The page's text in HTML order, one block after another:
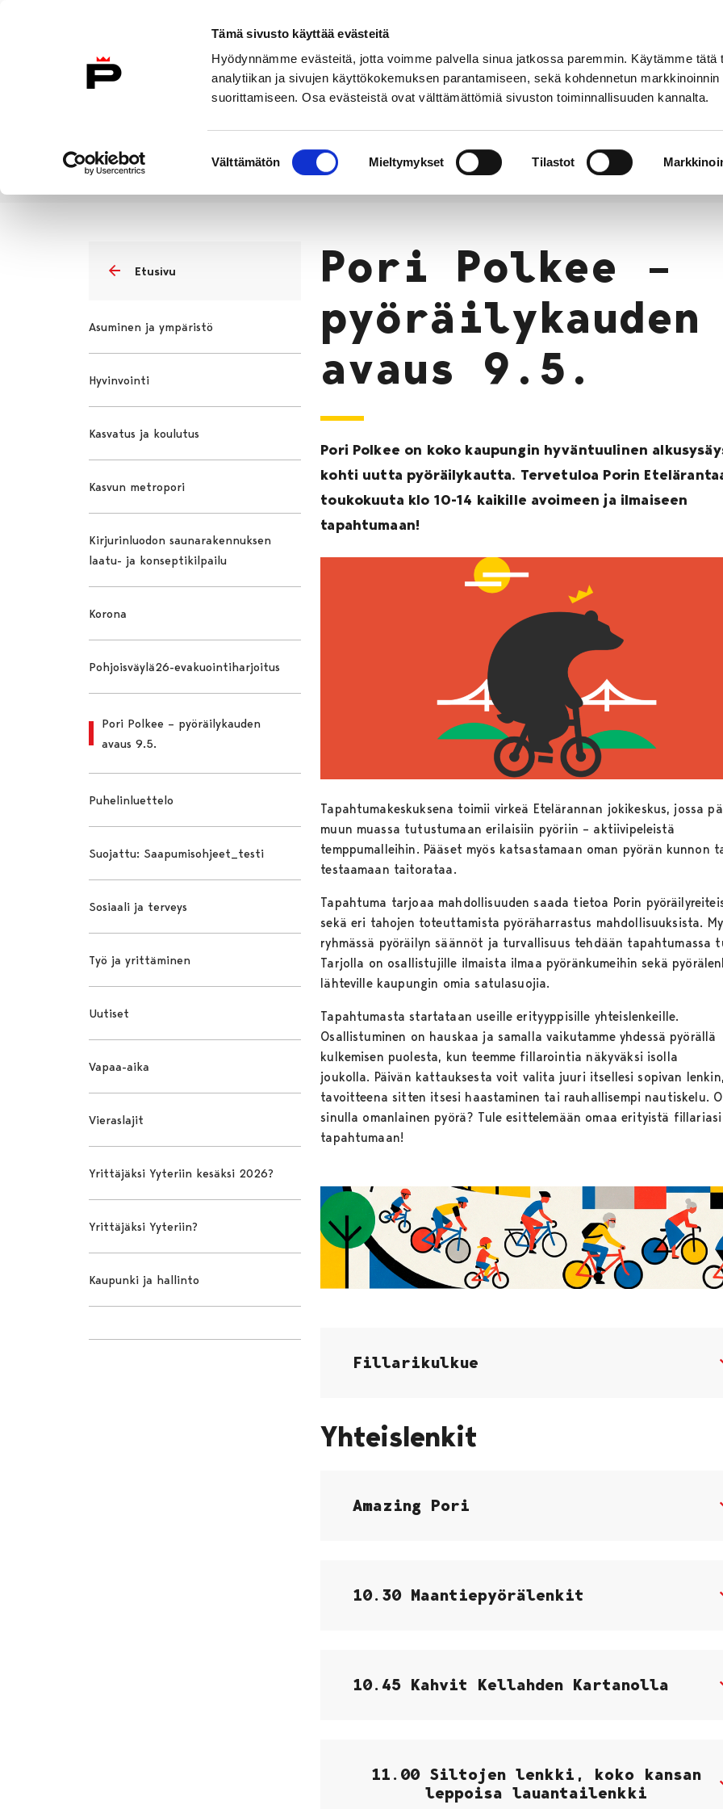
Tämä sivusto käyttää evästeitä
Hyödynnämme evästeitä, jotta voimme palvella sinua jatkossa paremmin. Käytämme tätä
analytiikan ja sivujen käyttökokemuksen parantamiseen, sekä kohdennetun markkinoinnin
suorittamiseen. Osa evästeistä ovat välttämättömiä sivuston toiminnallisuuden kannalta.
valinta
Välttämätön Mieltymykset Tilastot
Etusivulle
Etusivu
Etusivu
Asuminen ja ympäristö
Hyvinvointi
Kasvatus ja koulutus
Kasvun metropori
Kirjurinluodon saunarakennuksen
laatu- ja konseptikilpailu
Korona
Pohjoisväylä26-evakuointiharjoitus
Pori Polkee – pyöräilykauden
avaus 9.5.
Puhelinluettelo
Suojattu: Saapumisohjeet_testi
Sosiaali ja terveys
Työ ja yrittäminen
Uutiset
Vapaa-aika
Vieraslajit
Yrittäjäksi Yyteriin kesäksi 2026?
Yrittäjäksi Yyteriin?
Kaupunki ja hallinto
Pori Polkee –
pyöräilykauden
avaus 9.5.
Pori Polkee on koko kaupungin hyväntuulinen
kohti uutta pyöräilykautta. Tervetuloa Porin
toukokuuta klo 10-14 kaikille avoimeen ja ilmaiseen
tapahtumaan!
Tapahtumakeskuksena toimii virkeä Etelärannan jokikeskus, jossa
muun muassa tutustumaan erilaisiin pyöriin – aktiivipeleistä
temppumalleihin. Pääset myös katsastamaan oman pyörän kunnon
testaamaan taitorataa.
Tapahtuma tarjoaa mahdollisuuden saada tietoa Porin
sekä eri tahojen toteuttamista pyöräharrastus mahdollisuuksista.
ryhmässä pyöräilyn säännöt ja turvallisuus tehdään tapahtumassa
Tarjolla on osallistujille ilmaista ilmaa pyöränkumeihin sekä
lähteville kaupungin omia satulasuojia.
Tapahtumasta startataan useille erityyppisille yhteislenkeille.
Osallistuminen on hauskaa ja samalla vaikutamme yhdessä pyörällä
kulkemisen puolesta, kun teemme fillarointia näkyväksi isolla
joukolla. Päivän kattauksesta voit valita juuri itsellesi sopivan
tavoitteena sitten itsesi haastaminen tai rauhallisempi nautiskelu.
sinulla omanlainen pyörä? Tule esittelemään omaa erityistä fillariasi
tapahtumaan!
Fillarikulkue
Yhteislenkit
Amazing Pori
10.30 Maantiepyörälenkit
10.45 Kahvit Kellahden Kartanolla
11.00 Siltojen lenkki, koko kansan
leppoisa lauantailenkki